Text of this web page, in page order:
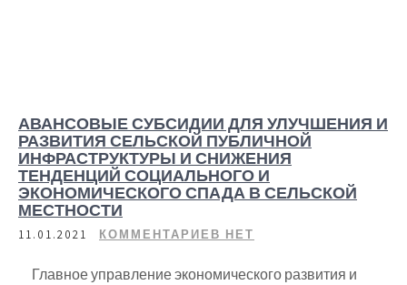
АВАНСОВЫЕ СУБСИДИИ ДЛЯ УЛУЧШЕНИЯ И
РАЗВИТИЯ СЕЛЬСКОЙ ПУБЛИЧНОЙ
ИНФРАСТРУКТУРЫ И СНИЖЕНИЯ
ТЕНДЕНЦИЙ СОЦИАЛЬНОГО И
ЭКОНОМИЧЕСКОГО СПАДА В СЕЛЬСКОЙ
МЕСТНОСТИ
11.01.2021 КОММЕНТАРИЕВ НЕТ
Главное управление экономического развития и